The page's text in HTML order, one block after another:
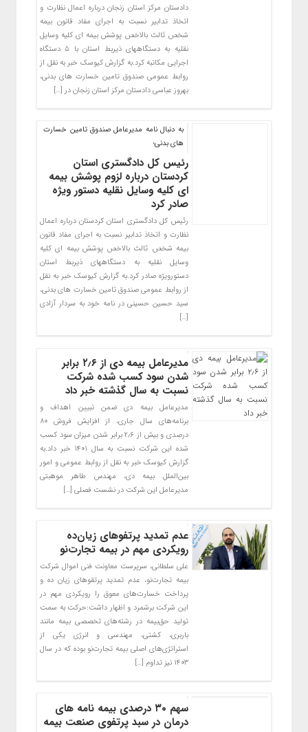
دادستان مرکز استان زنجان درباره اعمال نظارت و
اتخاذ تدابیر نسبت به اجرای مفاد قانون بیمه
شخص ثالث بالاخص پوشش بیمه ای کلیه وسایل
نقلیه به دستگاههای ذیربط استان با ۵ دستگاه
اجرایی مکاتبه کرد.به گزارش کیوسک خبر به نقل از
روابط عمومی صندوق تامین خسارت های بدنی،
بهروز عباسی دادستان مرکز استان زنجان در […]
به دنبال نامه مدیرعامل صندوق تامین خسارت
های بدنی؛
رئیس کل دادگستری استان
کردستان درباره لزوم پوشش بیمه
ای کلیه وسایل نقلیه دستور ویژه
صادر کرد
رئیس کل دادگستری استان کردستان درباره اعمال
نظارت و اتخاذ تدابیر نسبت به اجرای مفاد قانون
بیمه شخص ثالث بالاخص پوشش بیمه ای کلیه
وسایل نقلیه به دستگاههای ذیربط استان
دستورویژه صادر کرد.به گزارش کیوسک خبر به نقل
از روابط عمومی صندوق تامین خسارت های بدنی،
سید حسین حسینی در نامه خود به سردار آزادی
[…]
مدیرعامل بیمه دی از ۲٫۶ برابر
شدن سود کسب شده شرکت
نسبت به سال گذشته خبر داد
مدیرعامل بیمه دی ضمن تبیین اهداف و
برنامه‌های سال جاری، از افزایش فروش ۸۰
درصدی و بیش از ۲٫۶ برابر شدن میزان سود کسب
شده این شرکت نسبت به سال ۱۴۰۱ خبر داد.به
گزارش کیوسک خبر به نقل از روابط عمومی و امور
بین‌الملل بیمه دی، مهندس طاهر موهبتی
مدیرعامل این شرکت در نشست فصلی […]
عدم تمدید پرتفوهای زیان‌ده
رویکردی مهم در بیمه تجارت‌‌نو
علی سلطانی، سرپرست معاونت فنی اموال شرکت
بیمه تجارت‌نو، عدم تمدید پرتقوهای زیان ده و
پرداخت خسارت‌های معوق را رویکردی مهم در
این شرکت برشمرد و اظهار داشت:حرکت به سمت
تولید حق‌بیمه در رشته‌های تخصصی بیمه مانند
باربری، کشتی، مهندسی و انرژی یکی از
استراتژی‌های اصلی بیمه تجارت‌نو بوده که در سال
۱۴۰۳ نیز تداوم […]
سهم ۳۰ درصدی بیمه نامه های
درمان در سبد پرتفوی صنعت بیمه